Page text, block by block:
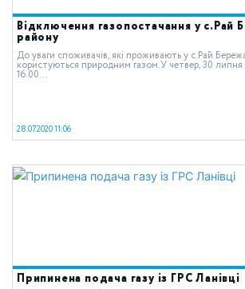
Відключення газопостачання у c.Рай
району
До уваги споживачів, які проживають у c.Рай
користуються природним газом.У четвер, 30
16.00...
28.07.2020 11:06
Припинена подача газу із ГРС Ланівці